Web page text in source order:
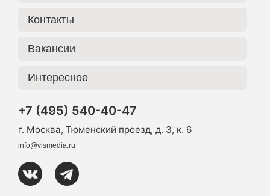
Контакты
Вакансии
Интересное
+7 (495) 540-40-47
г. Москва, Тюменский проезд, д. 3, к. 6
info@vismedia.ru